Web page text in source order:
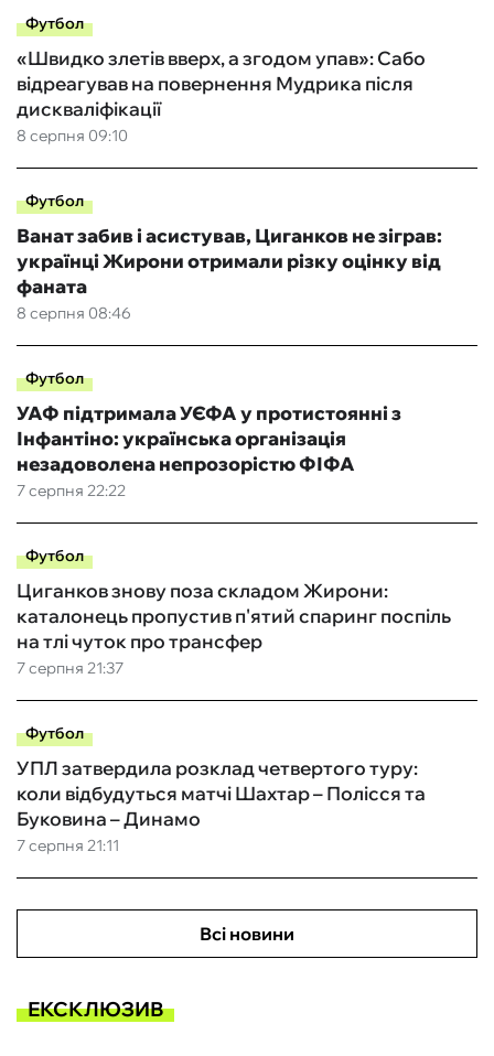
Футбол
8 серпня 09:10
«Швидко злетів вверх, а згодом упав»: Сабо
відреагував на повернення Мудрика після
дискваліфікації
Футбол
8 серпня 08:46
Ванат забив і асистував, Циганков не зіграв:
українці Жирони отримали різку оцінку від
фаната
Футбол
7 серпня 22:22
УАФ підтримала УЄФА у протистоянні з
Інфантіно: українська організація
незадоволена непрозорістю ФІФА
Футбол
7 серпня 21:37
Циганков знову поза складом Жирони:
каталонець пропустив п'ятий спаринг поспіль
на тлі чуток про трансфер
Футбол
7 серпня 21:11
УПЛ затвердила розклад четвертого туру:
коли відбудуться матчі Шахтар – Полісся та
Буковина – Динамо
Всі новини
ЕКСКЛЮЗИВ